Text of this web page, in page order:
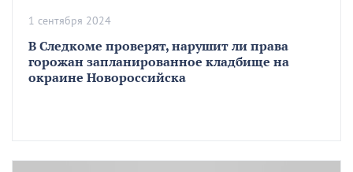
В Следкоме проверят, нарушит ли права
горожан запланированное кладбище на
окраине Новороссийска
1 сентября 2024